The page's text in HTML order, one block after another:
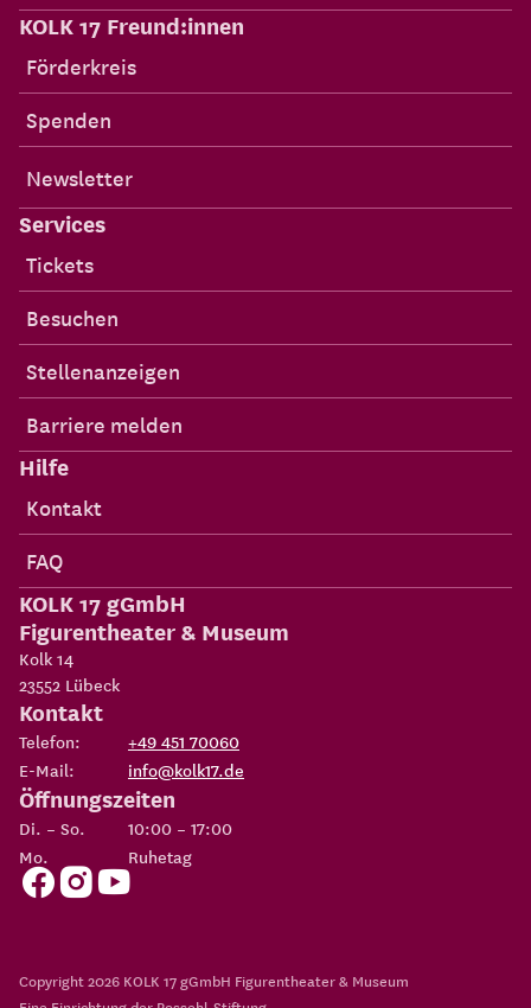
KOLK 17 Freund:innen
Förderkreis
Spenden
Newsletter
Services
Tickets
Besuchen
Stellenanzeigen
Barriere melden
Hilfe
Kontakt
FAQ
KOLK 17 gGmbH
Figurentheater & Museum
Kolk 14
23552 Lübeck
Kontakt
Telefon:
+49 451 70060
E-Mail:
info@kolk17.de
Öffnungszeiten
Di. – So.
10:00 – 17:00
Mo.
Ruhetag
Copyright 2026 KOLK 17 gGmbH Figurentheater & Museum